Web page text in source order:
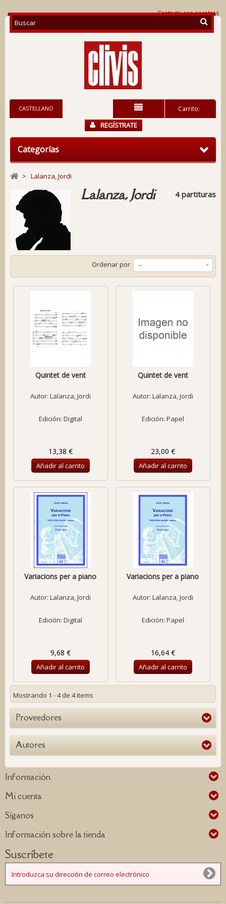
Contacte con nosotros
Carrito:
CASTELLANO
REGÍSTRATE
Categorías
> Lalanza, Jordi
Lalanza, Jordi 4 partituras
Ordenar por --
Quintet de vent
Autor: Lalanza, Jordi
Edición: Digital
13,38 €
Añadir al carrito
Quintet de vent
Autor: Lalanza, Jordi
Edición: Papel
23,00 €
Añadir al carrito
Variacions per a piano
Autor: Lalanza, Jordi
Edición: Digital
9,68 €
Añadir al carrito
Variacions per a piano
Autor: Lalanza, Jordi
Edición: Papel
16,64 €
Añadir al carrito
Mostrando 1 - 4 de 4 items
Proveedores
Autores
Información
Mi cuenta
Síganos
Información sobre la tienda
Suscríbete